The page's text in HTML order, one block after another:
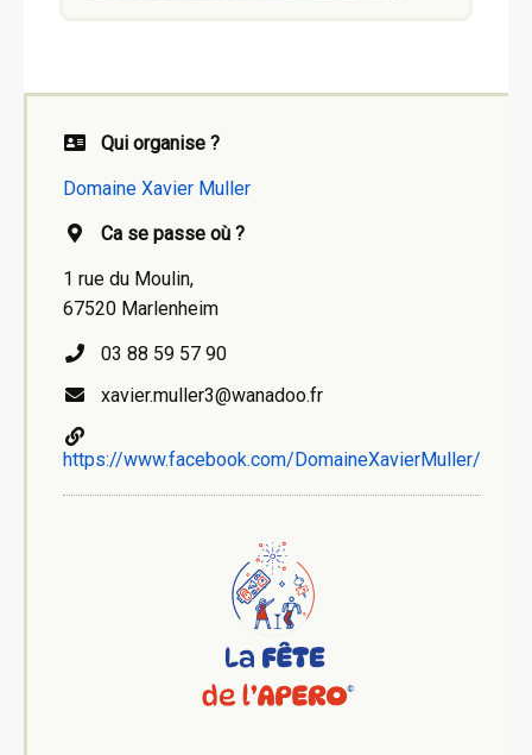
Qui organise ?
Domaine Xavier Muller
Ca se passe où ?
1 rue du Moulin,
67520 Marlenheim
03 88 59 57 90
xavier.muller3@wanadoo.fr
https://www.facebook.com/DomaineXavierMuller/